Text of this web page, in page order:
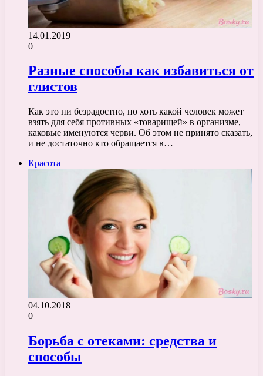
14.01.2019
0
Разные способы как избавиться от
глистов
Как это ни безрадостно, но хоть какой человек может
взять для себя противных «товарищей» в организме,
каковые именуются черви. Об этом не принято сказать,
и не достаточно кто обращается в…
Красота
04.10.2018
0
Борьба с отеками: средства и
способы